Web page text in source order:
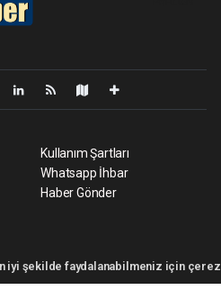
iyi şekilde faydalanabilmeniz için
Kullanım Şartları
Whatsapp İhbar
Haber Gönder